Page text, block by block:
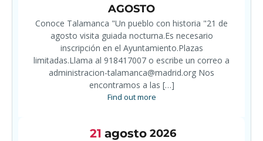
AGOSTO
Conoce Talamanca "Un pueblo con historia "21 de
agosto visita guiada nocturna.Es necesario
inscripción en el Ayuntamiento.Plazas
limitadas.Llama al 918417007 o escribe un correo a
administracion-talamanca@madrid.org Nos
encontramos a las […]
Find out more
21 agosto 2026